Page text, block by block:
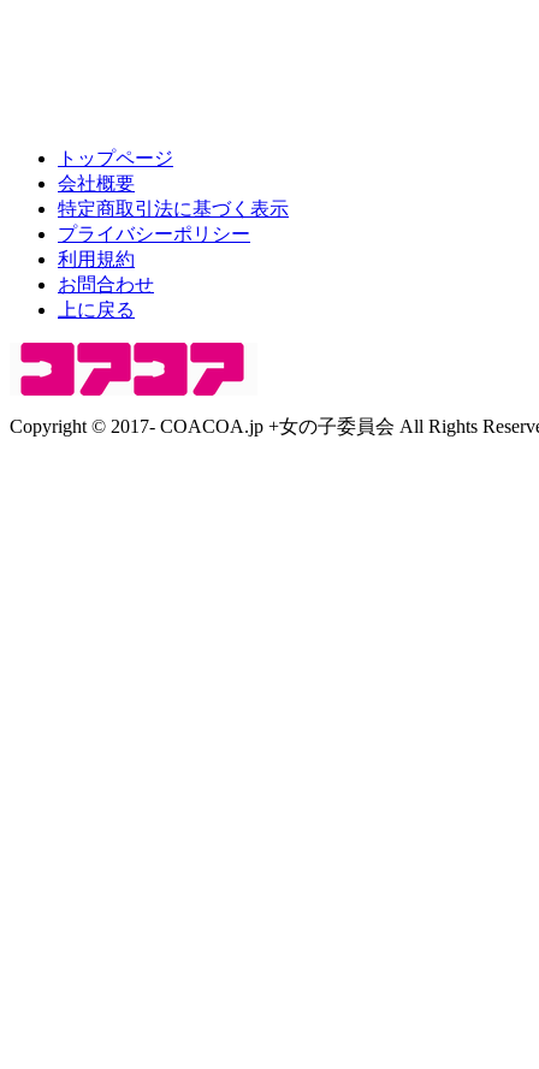
トップページ
会社概要
特定商取引法に基づく表示
プライバシーポリシー
利用規約
お問合わせ
上に戻る
Copyright © 2017- COACOA.jp +女の子委員会 All Rights